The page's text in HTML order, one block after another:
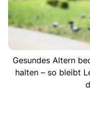
Gesundes Altern
halten – so bleibt